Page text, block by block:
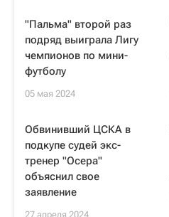
"Пальма" второй раз
подряд выиграла Лигу
чемпионов по мини-
футболу
05 мая 2024
Обвинивший ЦСКА в
подкупе судей экс-
тренер "Осера"
объяснил свое
заявление
27 апреля 2024